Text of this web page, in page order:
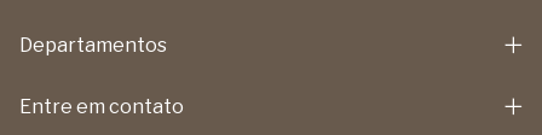
Departamentos
Entre em contato